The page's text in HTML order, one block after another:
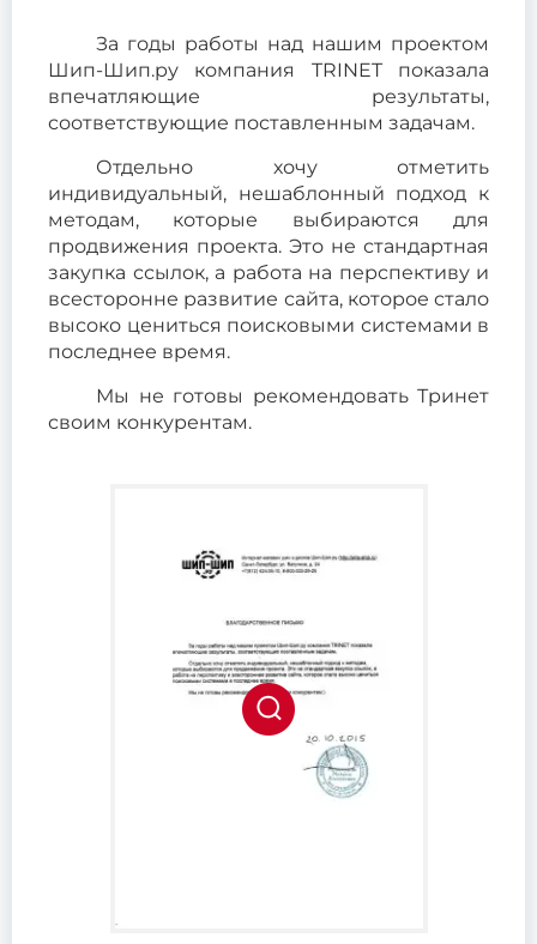
За годы работы над нашим проектом
Шип-Шип.ру компания TRINET показала
впечатляющие результаты,
соответствующие поставленным задачам.
Отдельно хочу отметить
индивидуальный, нешаблонный подход к
методам, которые выбираются для
продвижения проекта. Это не стандартная
закупка ссылок, а работа на перспективу и
всесторонне развитие сайта, которое стало
высоко цениться поисковыми системами в
последнее время.
Мы не готовы рекомендовать Тринет
своим конкурентам.